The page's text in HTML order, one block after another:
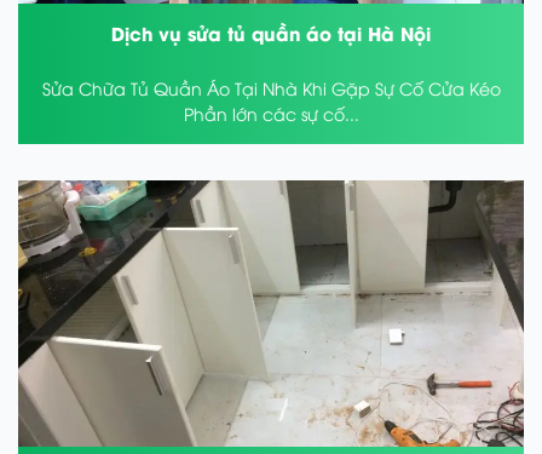
Dịch vụ sửa tủ quần áo tại Hà Nội
Sửa Chữa Tủ Quần Áo Tại Nhà Khi Gặp Sự Cố Cửa Kéo
Phần lớn các sự cố...